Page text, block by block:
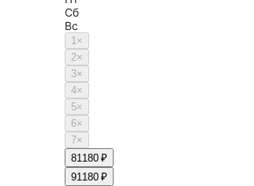
Сб
Вс
1×
2×
3×
4×
5×
6×
7×
81180 ₽
91180 ₽